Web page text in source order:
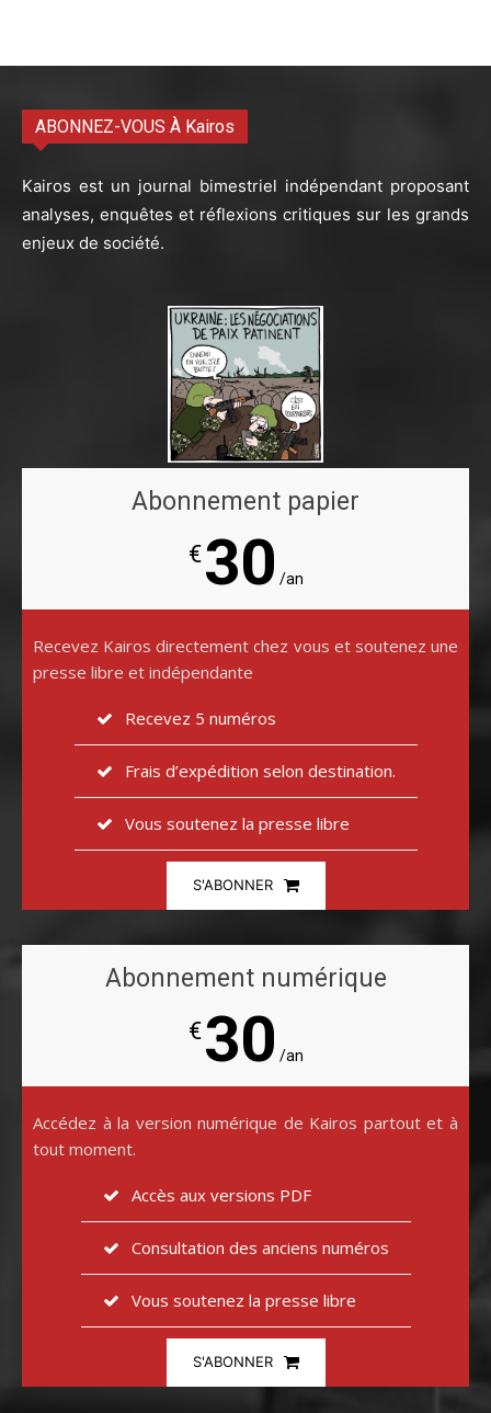
ABONNEZ-VOUS À Kairos
Kairos est un journal bimestriel indépendant proposant
analyses, enquêtes et réflexions critiques sur les grands
enjeux de société.
Abonnement papier
€30 /an
Recevez Kairos directement chez vous et soutenez une
presse libre et indépendante
Recevez 5 numéros
Frais d’expédition selon destination.
Vous soutenez la presse libre
S'ABONNER
Abonnement numérique
€30 /an
Accédez à la version numérique de Kairos partout et à
tout moment.
Accès aux versions PDF
Consultation des anciens numéros
Vous soutenez la presse libre
S'ABONNER